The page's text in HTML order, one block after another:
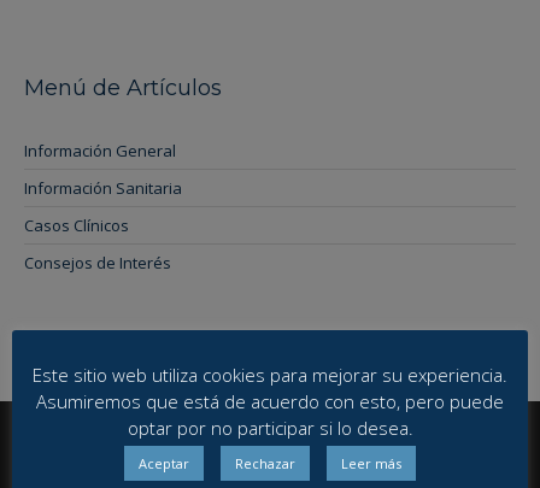
Menú de Artículos
Información General
Información Sanitaria
Casos Clínicos
Consejos de Interés
Nuestros Servicios
Este sitio web utiliza cookies para mejorar su experiencia.
Asumiremos que está de acuerdo con esto, pero puede
optar por no participar si lo desea.
Aceptar Rechazar Leer más